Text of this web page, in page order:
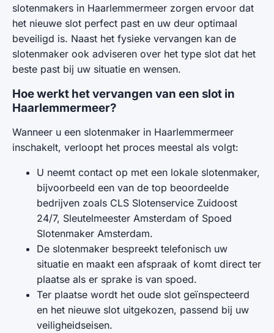
slotenmakers in Haarlemmermeer zorgen ervoor dat
het nieuwe slot perfect past en uw deur optimaal
beveiligd is. Naast het fysieke vervangen kan de
slotenmaker ook adviseren over het type slot dat het
beste past bij uw situatie en wensen.
Hoe werkt het vervangen van een slot in
Haarlemmermeer?
Wanneer u een slotenmaker in Haarlemmermeer
inschakelt, verloopt het proces meestal als volgt:
U neemt contact op met een lokale slotenmaker,
bijvoorbeeld een van de top beoordeelde
bedrijven zoals CLS Slotenservice Zuidoost
24/7, Sleutelmeester Amsterdam of Spoed
Slotenmaker Amsterdam.
De slotenmaker bespreekt telefonisch uw
situatie en maakt een afspraak of komt direct ter
plaatse als er sprake is van spoed.
Ter plaatse wordt het oude slot geïnspecteerd
en het nieuwe slot uitgekozen, passend bij uw
veiligheidseisen.